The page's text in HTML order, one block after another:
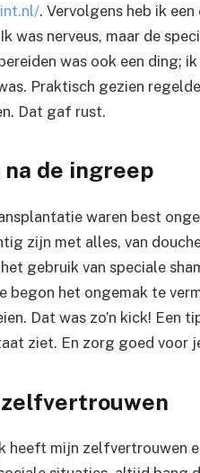
. Vervolgens heb ik
was nerveus, maar de
was ook een ding;
Praktisch gezien
Dat gaf rust.
de ingreep
waren best
zijn met alles, van
gebruik van speciale
het ongemak te
Dat was zo’n kick! Een
ziet. En zorg goed voor
heeft mijn zelfvertrouwen